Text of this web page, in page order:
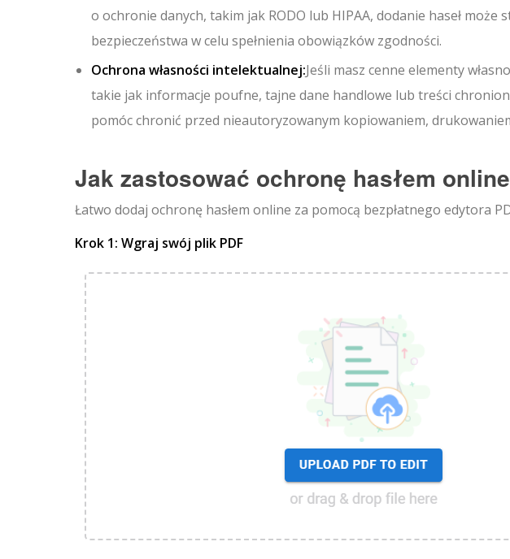
o ochronie danych, takim jak RODO lub HIPAA, dodanie haseł może
bezpieczeństwa w celu spełnienia obowiązków zgodności.
Ochrona własności intelektualnej:Jeśli masz cenne elementy
takie jak informacje poufne, tajne dane handlowe lub treści
pomóc chronić przed nieautoryzowanym kopiowaniem,
Jak zastosować ochronę hasłem
Łatwo dodaj ochronę hasłem online za pomocą bezpłatnego edytora
Krok 1: Wgraj swój plik PDF